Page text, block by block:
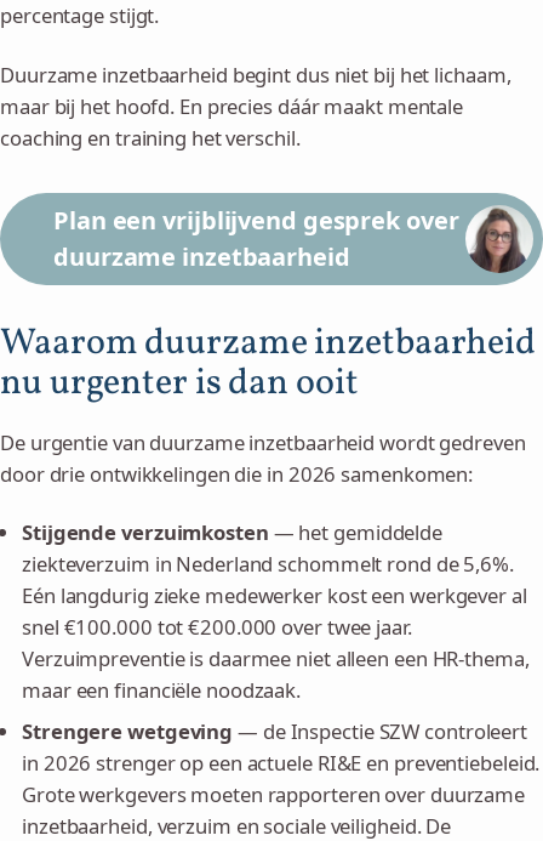
percentage stijgt.
Duurzame inzetbaarheid begint dus niet bij het lichaam,
maar bij het hoofd. En precies dáár maakt mentale
coaching en training het verschil.
Plan een vrijblijvend gesprek over
duurzame inzetbaarheid
Waarom duurzame inzetbaarheid
nu urgenter is dan ooit
De urgentie van duurzame inzetbaarheid wordt gedreven
door drie ontwikkelingen die in 2026 samenkomen:
Stijgende verzuimkosten — het gemiddelde
ziekteverzuim in Nederland schommelt rond de 5,6%.
Eén langdurig zieke medewerker kost een werkgever al
snel €100.000 tot €200.000 over twee jaar.
Verzuimpreventie is daarmee niet alleen een HR-thema,
maar een financiële noodzaak.
Strengere wetgeving — de Inspectie SZW controleert
in 2026 strenger op een actuele RI&E en preventiebeleid.
Grote werkgevers moeten rapporteren over duurzame
inzetbaarheid, verzuim en sociale veiligheid. De